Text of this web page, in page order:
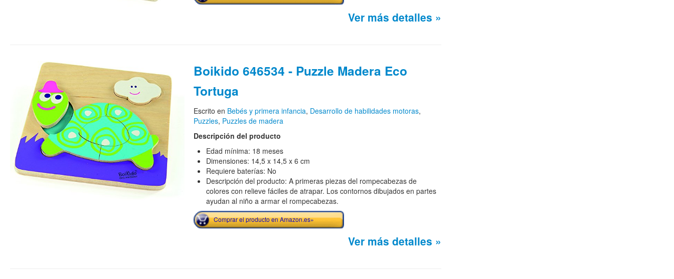
Ver más detalles »
Boikido 646534 - Puzzle Madera Eco
Tortuga
Escrito en Bebés y primera infancia, Desarrollo de habilidades motoras,
Puzzles, Puzzles de madera
Descripción del producto
Edad mínima: 18 meses
Dimensiones: 14,5 x 14,5 x 6 cm
Requiere baterías: No
Descripción del producto: A primeras piezas del rompecabezas de
colores con relieve fáciles de atrapar. Los contornos dibujados en partes
ayudan al niño a armar el rompecabezas.
Comprar el producto en Amazon.es»
Ver más detalles »